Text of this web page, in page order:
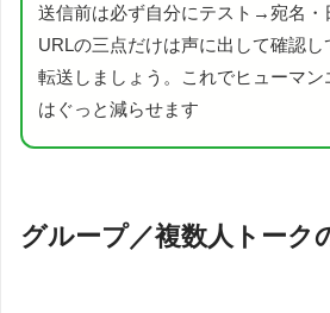
送信前は必ず自分にテスト→宛名・
URLの三点だけは声に出して確認し
転送しましょう。これでヒューマン
はぐっと減らせます
グループ／複数人トーク